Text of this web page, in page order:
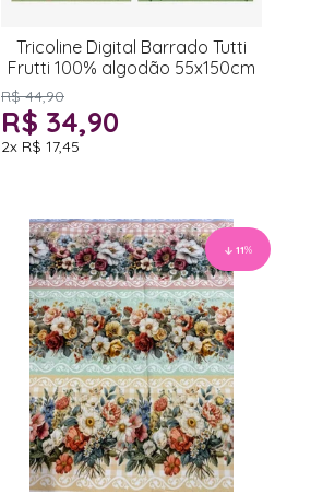
Tricoline Digital Barrado Tutti
Frutti 100% algodão 55x150cm
R$ 44,90
R$ 34,90
2x R$ 17,45
11%